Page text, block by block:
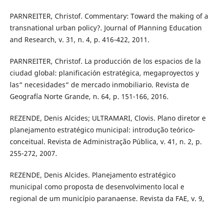
PARNREITER, Christof. Commentary: Toward the making of a
transnational urban policy?. Journal of Planning Education
and Research, v. 31, n. 4, p. 416-422, 2011.
PARNREITER, Christof. La producción de los espacios de la
ciudad global: planificación estratégica, megaproyectos y
las“ necesidades“ de mercado inmobiliario. Revista de
Geografía Norte Grande, n. 64, p. 151-166, 2016.
REZENDE, Denis Alcides; ULTRAMARI, Clovis. Plano diretor e
planejamento estratégico municipal: introdução teórico-
conceitual. Revista de Administração Pública, v. 41, n. 2, p.
255-272, 2007.
REZENDE, Denis Alcides. Planejamento estratégico
municipal como proposta de desenvolvimento local e
regional de um município paranaense. Revista da FAE, v. 9,